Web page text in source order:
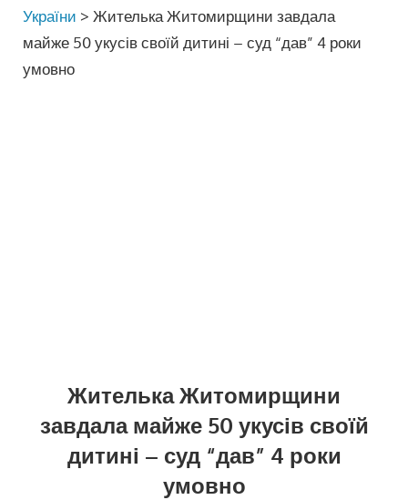
України > Жителька Житомирщини завдала
майже 50 укусів своїй дитині – суд “дав” 4 роки
умовно
Жителька Житомирщини
завдала майже 50 укусів своїй
дитині – суд “дав” 4 роки
умовно